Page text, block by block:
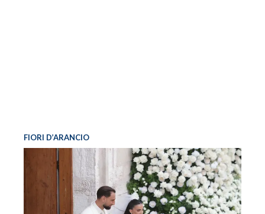
FIORI D’ARANCIO